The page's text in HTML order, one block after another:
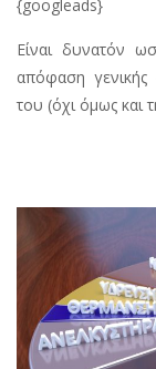
{googleads}
Είναι δυνατόν
απόφαση
του (όχι όμως και